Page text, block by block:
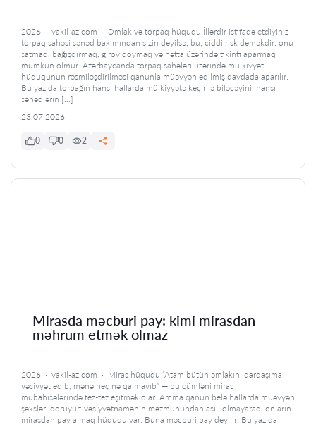
2026 · vakil-az.com · Əmlak və torpaq hüququ İllərdir istifadə etdiyiniz
torpaq sahəsi sənəd baxımından sizin deyilsə, bu, ciddi risk deməkdir: onu
satmaq, bağışdırmaq, girov qoymaq və hətta üzərində tikinti aparmaq
mümkün olmur. Azərbaycanda torpaq sahələri üzərində mülkiyyət
hüququnun rəsmiləşdirilməsi qanunla müəyyən edilmiş qaydada aparılır.
Bu yazıda torpağın hansı hallarda mülkiyyətə keçirilə biləcəyini, hansı
sənədlərin […]
23.07.2026
0 0 2
Mirasda məcburi pay: kimi mirasdan
məhrum etmək olmaz
2026 · vakil-az.com · Miras hüququ “Atam bütün əmlakını qardaşıma
vəsiyyət edib, mənə heç nə qalmayıb” — bu cümləni miras
mübahisələrində tez-tez eşitmək olar. Amma qanun belə hallarda müəyyən
şəxsləri qoruyur: vəsiyyətnamənin məzmunundan asılı olmayaraq, onların
mirasdan pay almaq hüququ var. Buna məcburi pay deyilir. Bu yazıda